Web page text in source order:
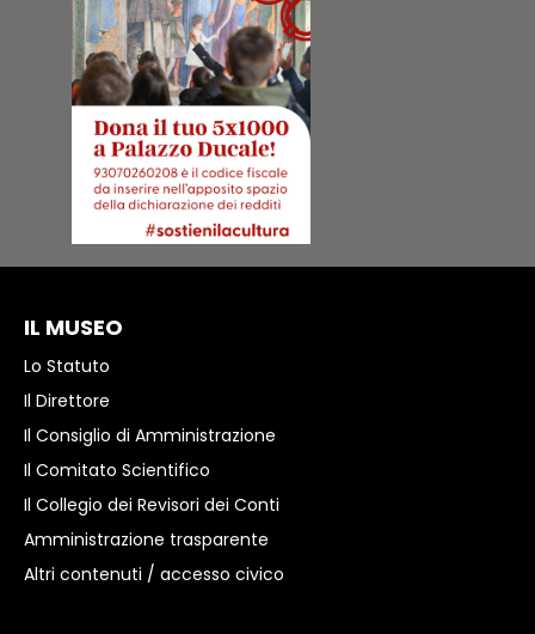
IL MUSEO
Lo Statuto
Il Direttore
Il Consiglio di Amministrazione
Il Comitato Scientifico
Il Collegio dei Revisori dei Conti
Amministrazione trasparente
Altri contenuti / accesso civico